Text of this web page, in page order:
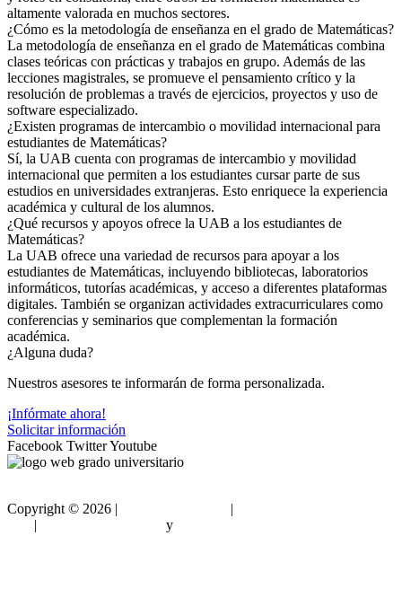
altamente valorada en muchos sectores.
¿Cómo es la metodología de enseñanza en el grado de Matemáticas?
La metodología de enseñanza en el grado de Matemáticas combina
clases teóricas con prácticas y trabajos en grupo. Además de las
lecciones magistrales, se promueve el pensamiento crítico y la
resolución de problemas a través de ejercicios, proyectos y uso de
software especializado.
¿Existen programas de intercambio o movilidad internacional para
estudiantes de Matemáticas?
Sí, la UAB cuenta con programas de intercambio y movilidad
internacional que permiten a los estudiantes cursar parte de sus
estudios en universidades extranjeras. Esto enriquece la experiencia
académica y cultural de los alumnos.
¿Qué recursos y apoyos ofrece la UAB a los estudiantes de
Matemáticas?
La UAB ofrece una variedad de recursos para apoyar a los
estudiantes de Matemáticas, incluyendo bibliotecas, laboratorios
informáticos, tutorías académicas, y acceso a diferentes plataformas
digitales. También se organizan actividades extracurriculares como
conferencias y seminarios que complementan la formación
académica.
¿Alguna duda?
Nuestros asesores te informarán de forma personalizada.
¡Infórmate ahora!
Solicitar información
Facebook TwitterYoutube
Copyright © 2026 | |
| y